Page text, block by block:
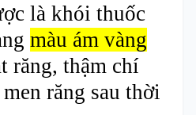
là khói thuốc
màu ám vàng
răng, thậm chí
răng sau thời